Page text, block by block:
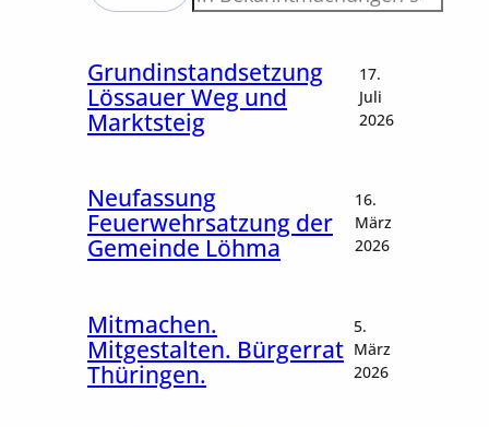
Grundinstandsetzung
Lössauer Weg und
Marktsteig
17.
Juli
2026
Neufassung
Feuerwehrsatzung der
Gemeinde Löhma
16.
März
2026
Mitmachen.
Mitgestalten. Bürgerrat
Thüringen.
5.
März
2026